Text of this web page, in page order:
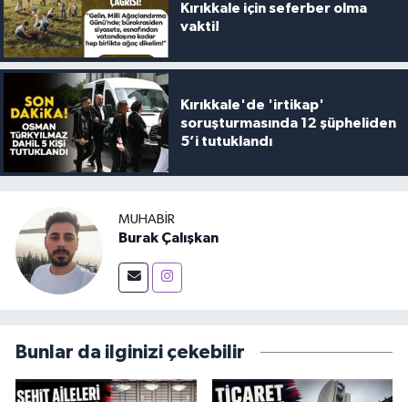
Kırıkkale için seferber olma
vakti!
Kırıkkale'de 'irtikap'
soruşturmasında 12 şüpheliden
5’i tutuklandı
MUHABIR
Burak Çalışkan
Bunlar da ilginizi çekebilir